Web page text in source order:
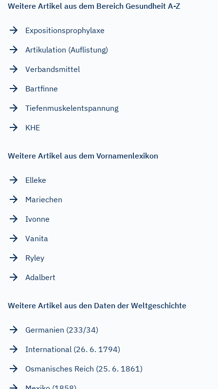
Weitere Artikel aus dem Bereich Gesundheit A-Z
Expositionsprophylaxe
Artikulation (Auflistung)
Verbandsmittel
Bartfinne
Tiefenmuskelentspannung
KHE
Weitere Artikel aus dem Vornamenlexikon
Elleke
Mariechen
Ivonne
Vanita
Ryley
Adalbert
Weitere Artikel aus den Daten der Weltgeschichte
Germanien (233/34)
International (26. 6. 1794)
Osmanisches Reich (25. 6. 1861)